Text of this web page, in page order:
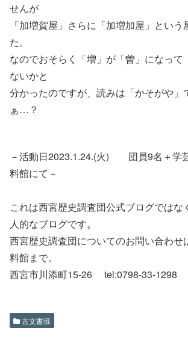
せんが
「加増賀屋」さらに「加増加屋」とい
た。
なのでおそらく「増」が「曽」になって
ないかと
分かったのですが、読みは「かそがや」
ぁ…？
－活動日2023.1.24.(火) 団員9名＋学
料館にて－
これは西宮歴史調査団公式ブログではな
人的なブログです。
西宮歴史調査団についてのお問い合わせ
料館まで。
西宮市川添町15-26 tel:0798-33-
古文書班